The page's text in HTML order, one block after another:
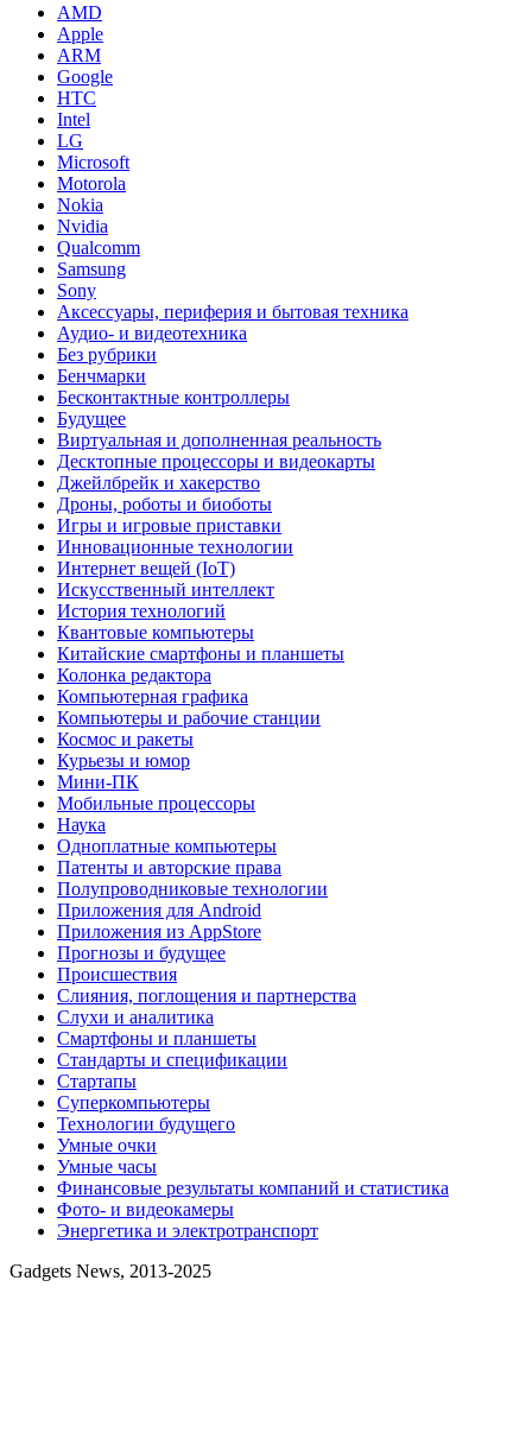
AMD
Apple
ARM
Google
HTC
Intel
LG
Microsoft
Motorola
Nokia
Nvidia
Qualcomm
Samsung
Sony
Аксессуары, периферия и бытовая техника
Аудио- и видеотехника
Без рубрики
Бенчмарки
Бесконтактные контроллеры
Будущее
Виртуальная и дополненная реальность
Десктопные процессоры и видеокарты
Джейлбрейк и хакерство
Дроны, роботы и биоботы
Игры и игровые приставки
Инновационные технологии
Интернет вещей (IoT)
Искусственный интеллект
История технологий
Квантовые компьютеры
Китайские смартфоны и планшеты
Колонка редактора
Компьютерная графика
Компьютеры и рабочие станции
Космос и ракеты
Курьезы и юмор
Мини-ПК
Мобильные процессоры
Наука
Одноплатные компьютеры
Патенты и авторские права
Полупроводниковые технологии
Приложения для Android
Приложения из AppStore
Прогнозы и будущее
Происшествия
Слияния, поглощения и партнерства
Слухи и аналитика
Смартфоны и планшеты
Стандарты и спецификации
Стартапы
Суперкомпьютеры
Технологии будущего
Умные очки
Умные часы
Финансовые результаты компаний и статистика
Фото- и видеокамеры
Энергетика и электротранспорт
Gadgets News, 2013-2025